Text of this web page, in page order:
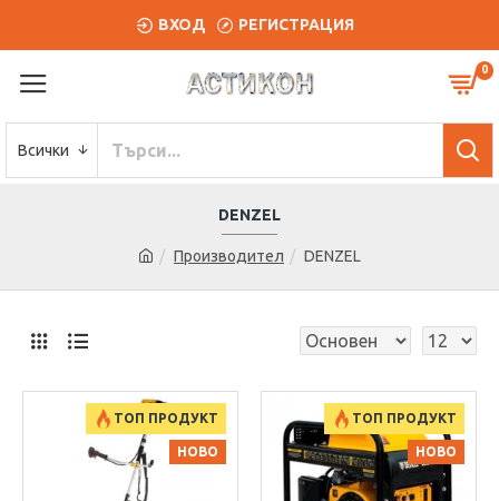
ВХОД РЕГИСТРАЦИЯ
0
Всички
Производител DENZEL
DENZEL
ТОП ПРОДУКТ
НОВО
ТОП ПРОДУКТ
НОВО